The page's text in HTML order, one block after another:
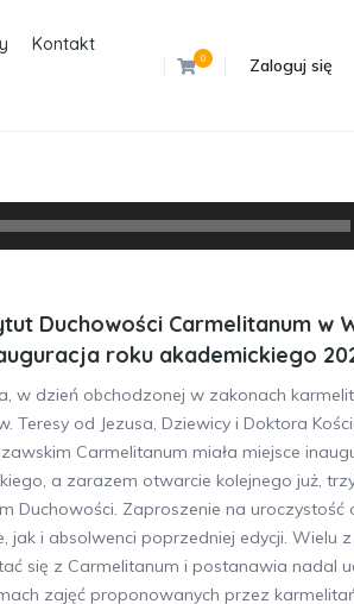
Kontakt
0 Zaloguj się
Duchowości Carmelitanum w
roku akademickiego
w dzień obchodzonej w zakonach
Teresy od Jezusa, Dziewicy i Doktora
Carmelitanum miała miejsce
a zarazem otwarcie kolejnego już,
Duchowości. Zaproszenie na
jak i absolwenci poprzedniej edycji. Wielu
się z Carmelitanum i postanawia nadal
zajęć proponowanych przez